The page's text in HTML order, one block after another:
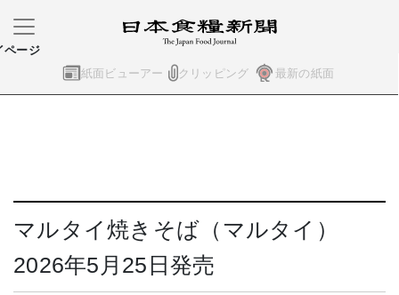
紙面ビューアー クリッピング 最新の紙面
ページ
マルタイ焼きそば（マルタイ）
2026年5月25日発売